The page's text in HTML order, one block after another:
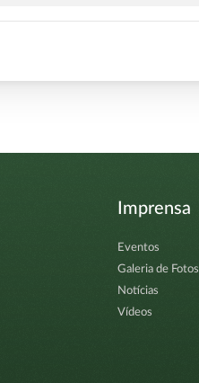
Imprensa
Eventos
Galeria de Fotos
Notícias
Vídeos